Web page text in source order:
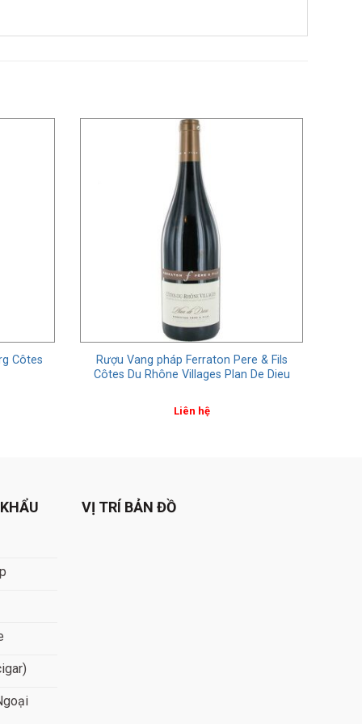
Côtes
Rượu Vang pháp Ferraton Pere & Fils
Côtes Du Rhône Villages Plan De Dieu
Liên hệ
VỊ TRÍ BẢN ĐỒ